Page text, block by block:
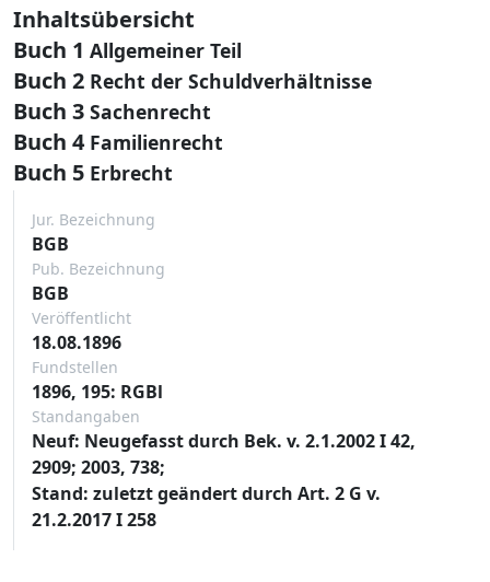
Inhaltsübersicht
Buch 1 Allgemeiner Teil
Buch 2 Recht der Schuldverhältnisse
Buch 3 Sachenrecht
Buch 4 Familienrecht
Buch 5 Erbrecht
Jur. Bezeichnung
BGB
Pub. Bezeichnung
BGB
Veröffentlicht
18.08.1896
Fundstellen
1896, 195: RGBl
Standangaben
Neuf: Neugefasst durch Bek. v. 2.1.2002 I 42,
2909; 2003, 738;
Stand: zuletzt geändert durch Art. 2 G v.
21.2.2017 I 258